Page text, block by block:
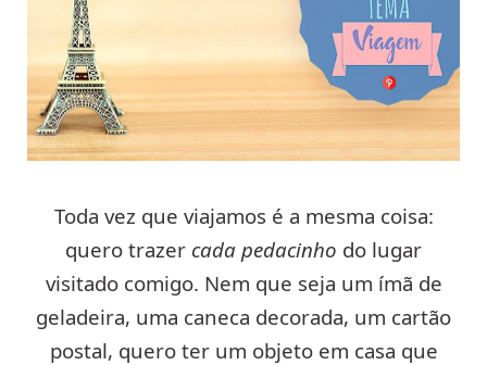
Toda vez que viajamos é a mesma coisa:
quero trazer cada pedacinho do lugar
visitado comigo. Nem que seja um ímã de
geladeira, uma caneca decorada, um cartão
postal, quero ter um objeto em casa que